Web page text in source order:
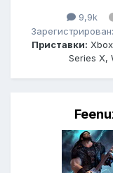
9,9k
Приставки:
Series X,